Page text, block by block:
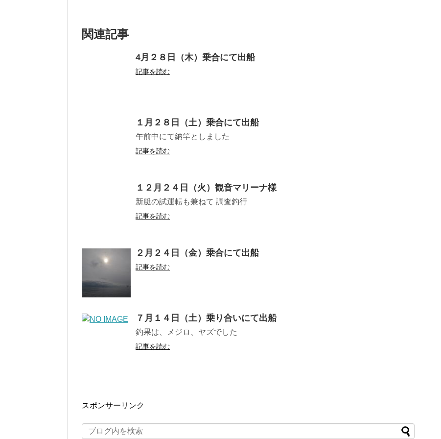
関連記事
4月２８日（木）乗合にて出船
記事を読む
１月２８日（土）乗合にて出船
午前中にて納竿としました
記事を読む
１２月２４日（火）観音マリーナ様
新艇の試運転も兼ねて 調査釣行
記事を読む
２月２４日（金）乗合にて出船
記事を読む
７月１４日（土）乗り合いにて出船
釣果は、メジロ、ヤズでした
記事を読む
スポンサーリンク